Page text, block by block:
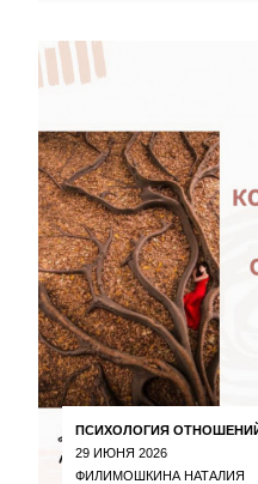
ПСИХОЛОГИЯ
29 ИЮНЯ 2026
ФИЛИМОШКИНА НАТАЛИЯ